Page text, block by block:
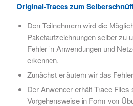
Original-Traces zum
Den Teilnehmern wird die
Paketaufzeichnungen selber zu
Fehler in Anwendungen und
erkennen.
Zunächst erläutern wir das
Der Anwender erhält Trace Files
Vorgehensweise in Form von